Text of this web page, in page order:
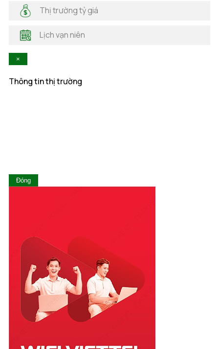
Hà Tĩnh
Hòa Bình
Lai Châu
Quảng Ngãi
Quảng Ninh
Quảng Trị
Sóc Trăng
Sơn La
Tây Ninh
Thái Bình
Thái Nguyên
Thừa Thiên Huế
Thị trường tỷ giá
Lịch vạn niên
×
Thông tin thị trường
Đóng